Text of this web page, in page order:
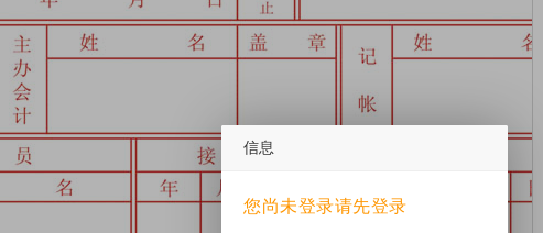
信息
您尚未登录请先登录